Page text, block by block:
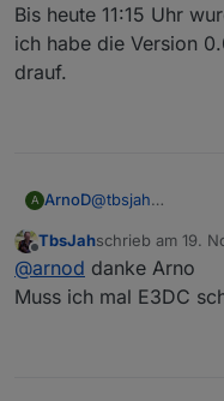
Der Verlauf
Bis heute 11:15 Uhr
ich habe die Version
drauf.
A ArnoD@tbsjah
ich habe die Version 0.0.8
drauf.
Offline
TbsJahschrieb am 19.
zuletzt editiert
@arnod danke Arno
Muss ich mal E3DC